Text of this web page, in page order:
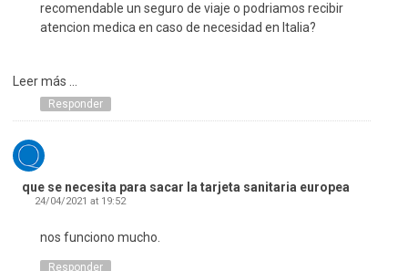
recomendable un seguro de viaje o podriamos recibir
atencion medica en caso de necesidad en Italia?
Leer más ...
Responder
que se necesita para sacar la tarjeta sanitaria europea
24/04/2021 at 19:52
nos funciono mucho.
Responder